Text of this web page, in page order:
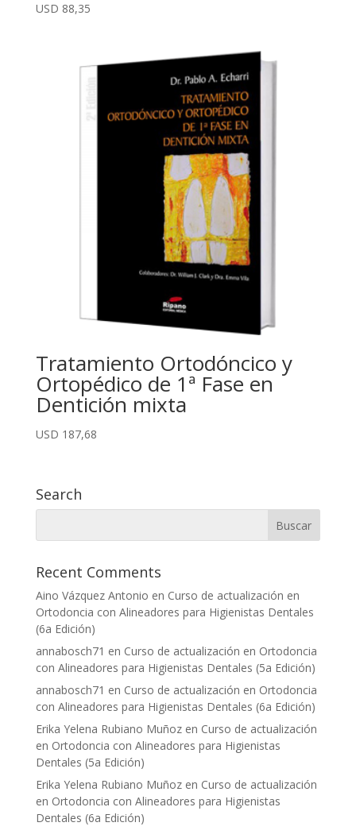
USD 88,35
Tratamiento Ortodóncico y
Ortopédico de 1ª Fase en
Dentición mixta
USD 187,68
Search
Recent Comments
Aino Vázquez Antonio en Curso de actualización en
Ortodoncia con Alineadores para Higienistas Dentales
(6a Edición)
annabosch71 en Curso de actualización en Ortodoncia
con Alineadores para Higienistas Dentales (5a Edición)
annabosch71 en Curso de actualización en Ortodoncia
con Alineadores para Higienistas Dentales (6a Edición)
Erika Yelena Rubiano Muñozen Curso de actualización
en Ortodoncia con Alineadores para Higienistas
Dentales (5a Edición)
Erika Yelena Rubiano Muñozen Curso de actualización
en Ortodoncia con Alineadores para Higienistas
Dentales (6a Edición)